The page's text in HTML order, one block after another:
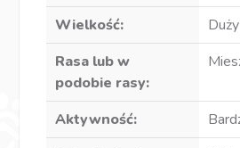
Wielkość:
Duży
Rasa lub w
podobie rasy:
Aktywność: